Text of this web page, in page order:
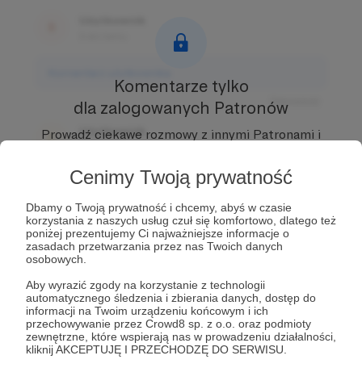
Cenimy Twoją prywatność
Dbamy o Twoją prywatność i chcemy, abyś w czasie
korzystania z naszych usług czuł się komfortowo, dlatego też
poniżej prezentujemy Ci najważniejsze informacje o
zasadach przetwarzania przez nas Twoich danych
osobowych.
Aby wyrazić zgody na korzystanie z technologii
automatycznego śledzenia i zbierania danych, dostęp do
informacji na Twoim urządzeniu końcowym i ich
przechowywanie przez Crowd8 sp. z o.o. oraz podmioty
zewnętrzne, które wspierają nas w prowadzeniu działalności,
kliknij AKCEPTUJĘ I PRZECHODZĘ DO SERWISU.
Odpowiedz
Użytkownik
Komentarz użytkownika
Odpowiedz
Użytkownik
3 dni temu
Komentarz użytkownika
Odpowiedz
Komentarze tylko
dla zalogowanych Patronów
Prowadź ciekawe rozmowy z innymi Patronami i
Zostań Patronem